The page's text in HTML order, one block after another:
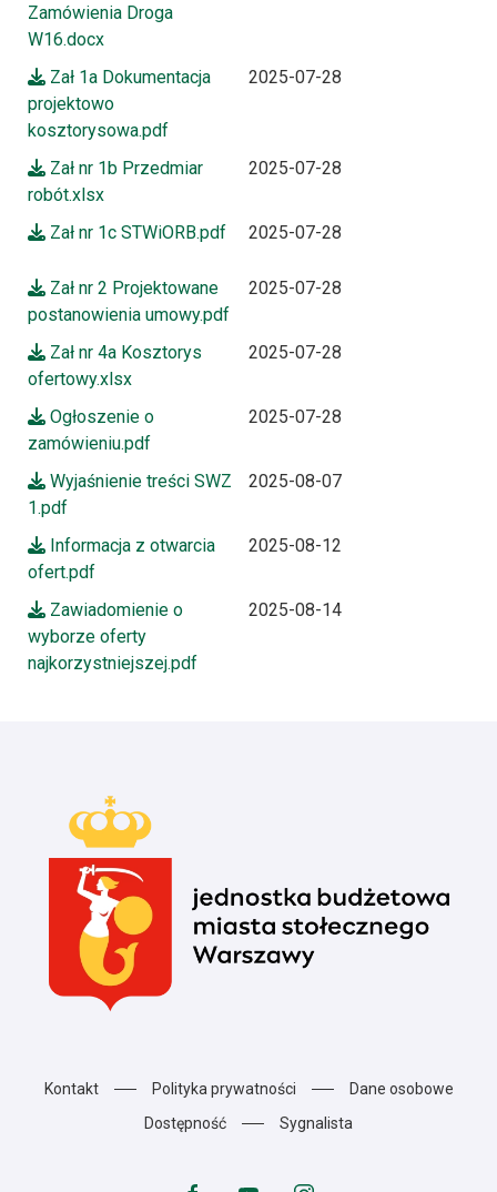
Zamówienia Droga
W16.docx
Zał 1a Dokumentacja
projektowo
kosztorysowa.pdf
2025-07-28
Zał nr 1b Przedmiar
robót.xlsx
2025-07-28
Zał nr 1c STWiORB.pdf 2025-07-28
Zał nr 2 Projektowane
postanowienia umowy.pdf
2025-07-28
Zał nr 4a Kosztorys
ofertowy.xlsx
2025-07-28
Ogłoszenie o
zamówieniu.pdf
2025-07-28
Wyjaśnienie treści SWZ
1.pdf
2025-08-07
Informacja z otwarcia
ofert.pdf
2025-08-12
Zawiadomienie o
wyborze oferty
najkorzystniejszej.pdf
2025-08-14
Kontakt Polityka prywatności
Dane osobowe
Dostępność
Sygnalista